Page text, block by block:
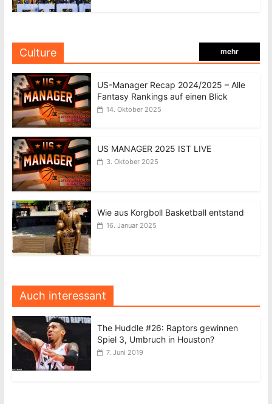
Culture mehr
US-Manager Recap 2024/2025 – Alle
Fantasy Rankings auf einen Blick
14. Oktober 2025
US MANAGER 2025 IST LIVE
3. Oktober 2025
Wie aus Korgboll Basketball entstand
16. Januar 2025
Auch interessant
The Huddle #26: Raptors gewinnen
Spiel 3, Umbruch in Houston?
7. Juni 2019